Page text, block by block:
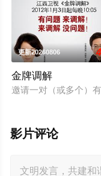
更新20260806
金牌调解
邀请一对（或多个）
影片评论